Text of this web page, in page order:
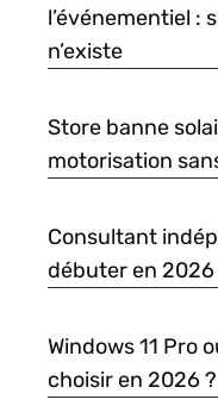
l’événementiel :
n’existe
Store banne
motorisation
Consultant
débuter en 2026
Windows 11 Pro
choisir en 2026 ?